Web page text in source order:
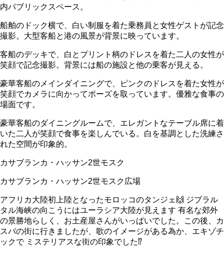
内パブリックスペース。
船舶のドック横で、白い制服を着た乗務員と女性ゲストが記念
撮影。大型客船と港の風景が背景に映っています。
客船のデッキで、白とプリント柄のドレスを着た二人の女性が
笑顔で記念撮影。背景には船の施設と他の乗客が見える。
豪華客船のメインダイニングで、ピンクのドレスを着た女性が
笑顔でカメラに向かってポーズを取っています。優雅な食事の
場面です。
豪華客船のダイニングルームで、エレガントなテーブル席に着
いた二人が笑顔で食事を楽しんでいる。白を基調とした洗練さ
れた空間が印象的。
カサブランカ・ハッサン2世モスク
カサブランカ・ハッサン2世モスク広場
アフリカ大陸初上陸となったモロッコのタンジェ🙌 ジブラル
タル海峡の向こうにはユーラシア大陸が見えます 有名な郊外
の景勝地らしく、お土産屋さんがいっぱいでした。この後、カ
スバの街に行きましたが、歌のイメージがある為か、エキゾチ
ックで ミステリアスな街の印象でした⁉️